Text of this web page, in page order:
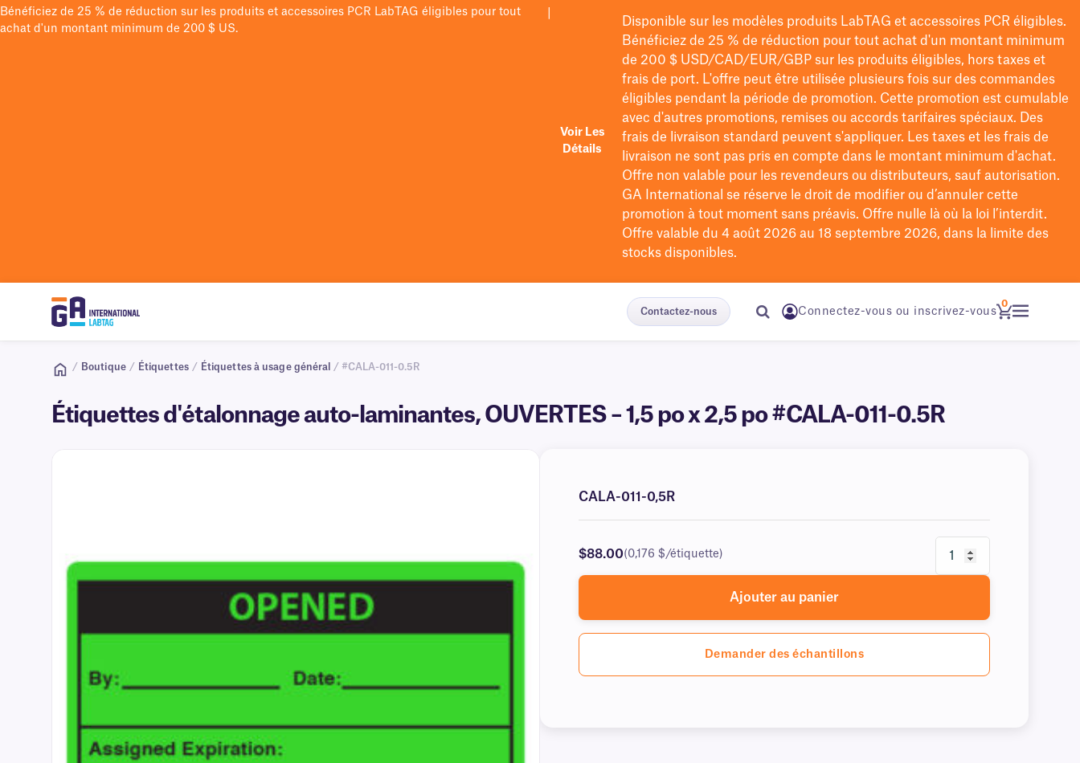
Bénéficiez de 25 % de réduction sur les produits et accessoires PCR LabTAG éligibles pour tout
achat d'un montant minimum de 200 $ US.
Voir Les
Détails
Disponible sur les modèles produits LabTAG et accessoires PCR éligibles.
Bénéficiez de 25 % de réduction pour tout achat d'un montant minimum
de 200 $USD/CAD/EUR/GBPsur les produits éligibles, hors taxes et
frais de port. L'offre peut être utilisée plusieurs fois sur des commandes
éligibles pendant la période de promotion. Cette promotion est cumulable
avec d'autres promotions, remises ou accords tarifaires spéciaux. Des
frais de livraison standard peuvent s'appliquer. Les taxes et les frais de
livraison ne sont pas pris en compte dans le montant minimum d'achat.
Offre non valable pour les revendeurs ou distributeurs, sauf autorisation.
GA International se réserve le droit de modifierou d’annuler cette
promotion à tout moment sans préavis. Offre nulle là où la loi l’interdit.
Offre valable du 4 août 2026 au 18 septembre 2026, dans la limite des
stocks disponibles.
Contactez-nous Connectez-vous ou inscrivez-vous
0
/ Boutique / Étiquettes / Étiquettes à usage général / #CALA-011-0.5R
Étiquettes d'étalonnage auto-laminantes, OUVERTES – 1,5 po x 2,5 po #CALA-011-0.5R
CALA-011-0,5R
$88.00(0,176 $/étiquette)
Ajouter au panier
Demander des échantillons